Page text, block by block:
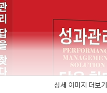
상세 이미지 더보기